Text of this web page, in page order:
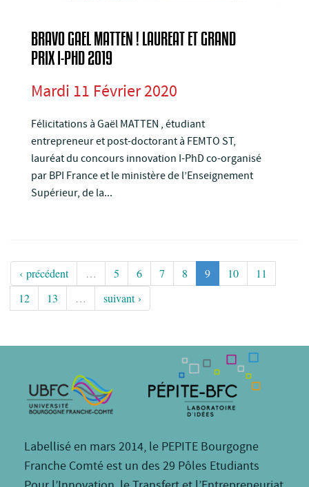
BRAVO GAEL MATTEN ! LAUREAT ET GRAND
PRIX I-PHD 2019
Mardi 11 Février 2020
Félicitations à Gaël MATTEN , étudiant
entrepreneur et post-doctorant à FEMTO ST,
lauréat du concours innovation I-PhD co-organisé
par BPI France et le ministère de l’Enseignement
Supérieur, de la...
‹ précédent … 5 6 7 8 9 10
11
12
13 … suivant ›
Labellisé en mars 2014, le PEPITE Bourgogne
Franche Comté est un des 29 Pôles Etudiants